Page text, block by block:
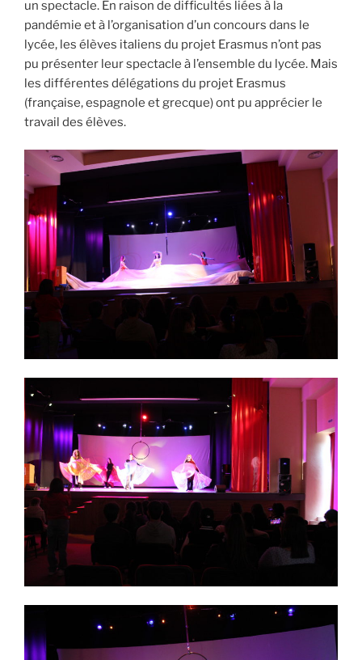
un spectacle. En raison de difficultés liées à la
pandémie et à l’organisation d’un concours dans le
lycée, les élèves italiens du projet Erasmus n’ont pas
pu présenter leur spectacle à l’ensemble du lycée. Mais
les différentes délégations du projet Erasmus
(française, espagnole et grecque) ont pu apprécier le
travail des élèves.